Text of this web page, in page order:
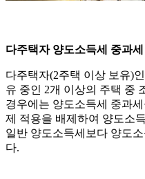
다주택자 양도소득세 중과세
다주택자(2주택 이상 보유)
유 중인 2개 이상의 주택 중
경우에는 양도소득세 중과
제 적용을 배제하여 양도소
일반 양도소득세보다 양도
다.